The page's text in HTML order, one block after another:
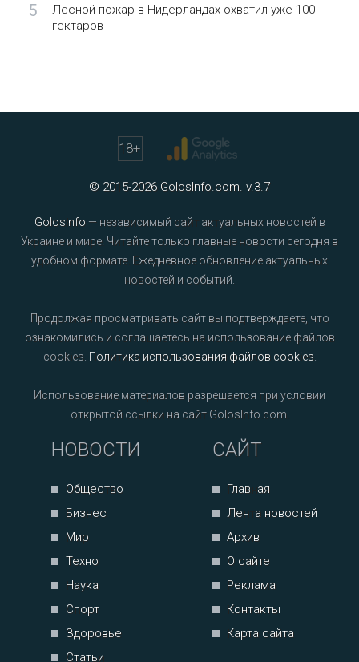
5
Лесной пожар в Нидерландах охватил уже 100
гектаров
18+
© 2015-2026 GolosInfo.com. v.3.7
GolosInfo — независимый сайт актуальных новостей в
Украине и мире. Читайте только главные новости сегодня в
удобном формате. Ежедневное обновление актуальных
новостей и событий.
Продолжая просматривать сайт вы подтверждаете, что
ознакомились и соглашаетесь на использование файлов
cookies. Политика использования файлов cookies
Использование материалов разрешается при условии
открытой ссылки на сайт GolosInfo.com.
НОВОСТИ
Общество
Бизнес
Мир
Техно
Наука
Спорт
Здоровье
Статьи
САЙТ
Главная
Лента новостей
Архив
О сайте
Реклама
Контакты
Карта сайта